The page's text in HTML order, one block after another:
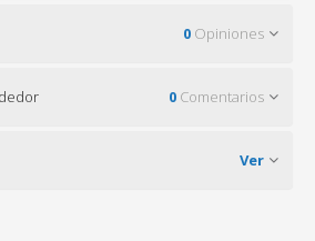
0 Opiniones
0 Comentarios
Ver